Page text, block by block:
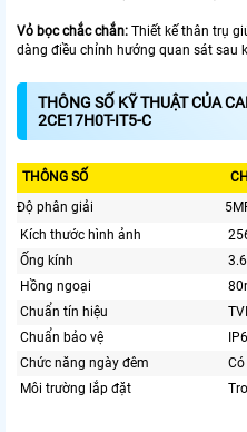
Vỏ bọc chắc chắn: Thiết kế thân trụ
dàng điều chỉnh hướng quan sát sau
THÔNG SỐ KỸ THUẬT CỦA
2CE17H0T-IT5-C
THÔNG SỐ
Độ phân giải
Kích thước hình ảnh
Ống kính
Hồng ngoại
Chuẩn tín hiệu
Chuẩn bảo vệ
Chức năng ngày đêm
Có
Môi trường lắp đặt